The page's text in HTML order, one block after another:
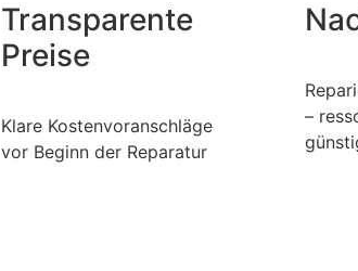
Transparente
Preise
Klare Kostenvoranschläge
vor Beginn der Reparatur
–